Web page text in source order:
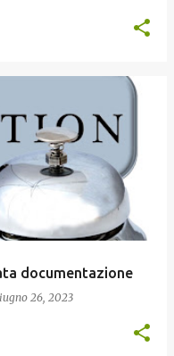
documentazione
26, 2023